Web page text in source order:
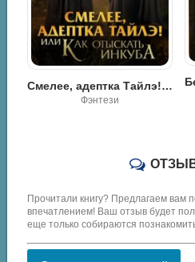
Берегитесь, адептка Тайлэ! или Как уберечь инкуба - Катерина Тёмная
Фэнтези
Прочитали книгу? Предлагаем вам
впечатлением! Ваш отзыв будет
еще только собираются